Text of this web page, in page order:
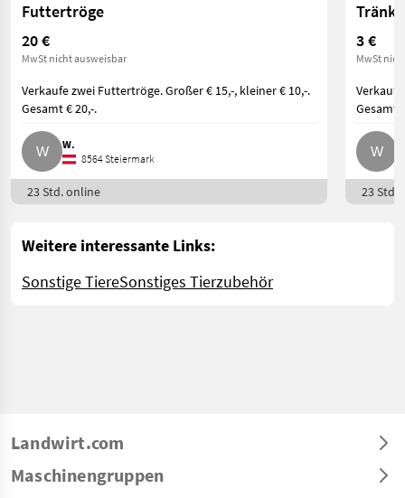
Futtertröge
20 €
MwSt nicht ausweisbar
Verkaufe zwei Futtertröge. Großer € 15,-, kleiner € 10,-.
Gesamt € 20,-.
W.
8564 Steiermark
23 Std. online
3 €
MwSt
23 Std.
Weitere interessante Links:
Sonstige TiereSonstiges Tierzubehör
Landwirt.com
Maschinengruppen